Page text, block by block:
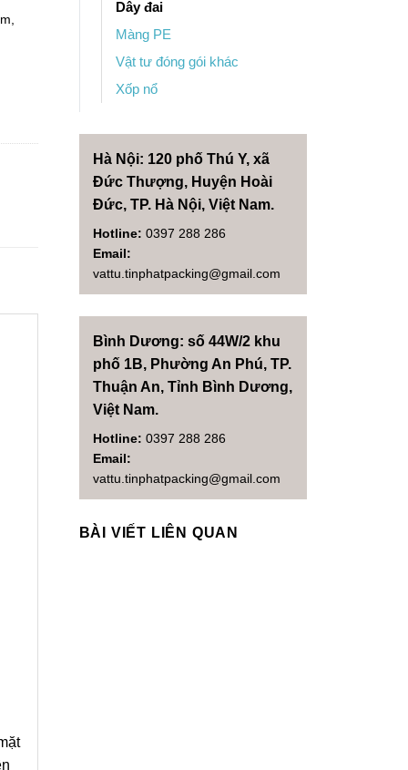
Dây đai
Màng PE
Vật tư đóng gói khác
Xốp nổ
Hà Nội: 120 phố Thú Y, xã
Đức Thượng, Huyện Hoài
Đức, TP. Hà Nội, Việt Nam.
Hotline: 0397 288 286
Email:
vattu.tinphatpacking@gmail.com
Bình Dương: số 44W/2 khu
phố 1B, Phường An Phú, TP.
Thuận An, Tỉnh Bình Dương,
Việt Nam.
Hotline: 0397 288 286
Email:
vattu.tinphatpacking@gmail.com
BÀI VIẾT LIÊN QUAN